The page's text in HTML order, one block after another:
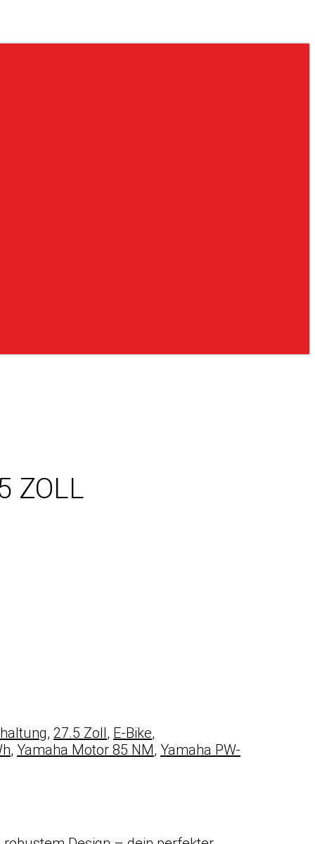
ZOLL
, 27.5 Zoll, E-Bike,
, Yamaha Motor 85 NM, Yamaha PW-